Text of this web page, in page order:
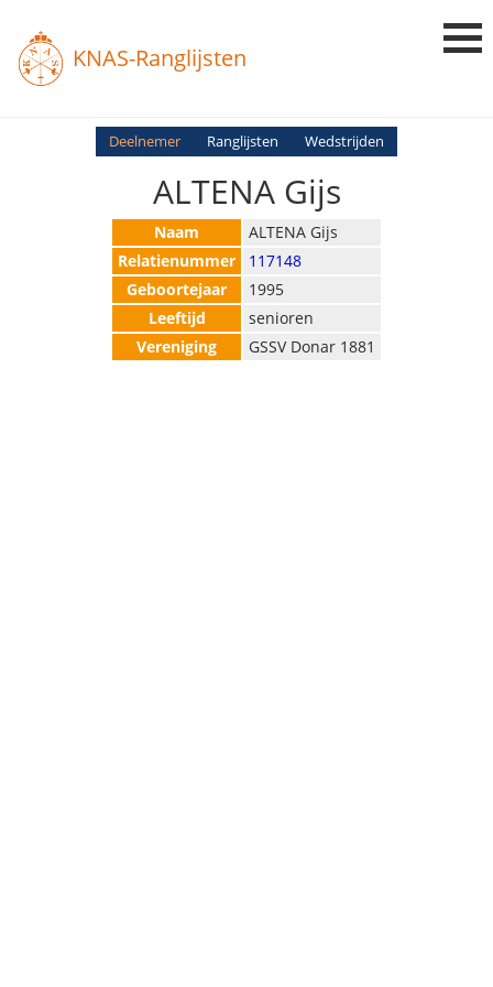
KNAS-Ranglijsten
Login
Deelnemer Ranglijsten Wedstrijden
ALTENA Gijs
Naam
ALTENA Gijs
Relatienummer
117148
Geboortejaar
1995
Leeftijd
senioren
Vereniging
GSSV Donar 1881